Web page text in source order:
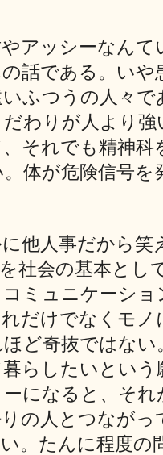
アッシーなんて
話である。いや
ふつうの人々
わりが人より
それでも精神科
体が危険信号を
他人事だから笑
社会の基本とし
ミュニケーシ
だけでなくモノ
ど奇抜ではない
らしたいという
になると、そ
の人とつながっ
。たんに程度の